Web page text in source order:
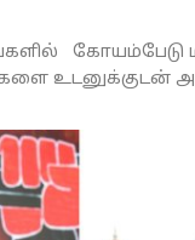
கோயம்பேடு
உடனுக்குடன்